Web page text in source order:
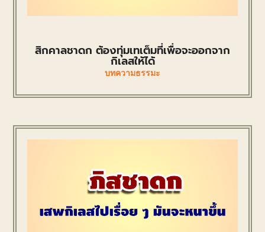
สิกคาลชาดก ต้องทุ่มเทเต็มที่เพื่อจะออกจาก
กิเลสให้ได้
บทความธรรมะ